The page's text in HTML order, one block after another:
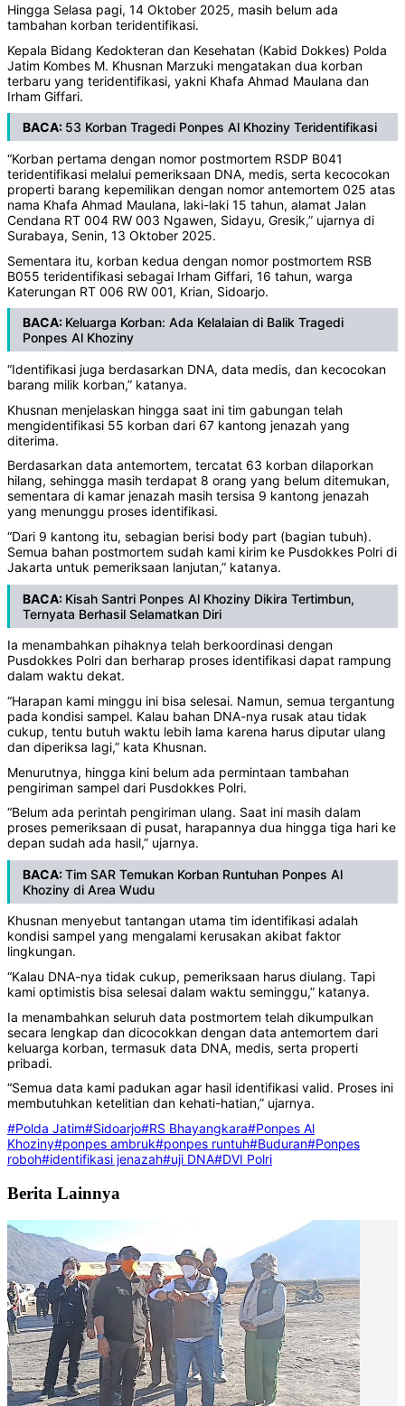
Hingga Selasa pagi, 14 Oktober 2025, masih belum ada
tambahan korban teridentifikasi.
Kepala Bidang Kedokteran dan Kesehatan (Kabid Dokkes) Polda
Jatim Kombes M. Khusnan Marzuki mengatakan dua korban
terbaru yang teridentifikasi, yakni Khafa Ahmad Maulana dan
Irham Giffari.
BACA: 53 Korban Tragedi Ponpes Al Khoziny Teridentifikasi
“Korban pertama dengan nomor postmortem RSDP B041
teridentifikasi melalui pemeriksaan DNA, medis, serta kecocokan
properti barang kepemilikan dengan nomor antemortem 025 atas
nama Khafa Ahmad Maulana, laki-laki 15 tahun, alamat Jalan
Cendana RT 004 RW 003 Ngawen, Sidayu, Gresik,” ujarnya di
Surabaya, Senin, 13 Oktober 2025.
Sementara itu, korban kedua dengan nomor postmortem RSB
B055 teridentifikasi sebagai Irham Giffari, 16 tahun, warga
Katerungan RT 006 RW 001, Krian, Sidoarjo.
BACA: Keluarga Korban: Ada Kelalaian di Balik Tragedi
Ponpes Al Khoziny
“Identifikasi juga berdasarkan DNA, data medis, dan kecocokan
barang milik korban,” katanya.
Khusnan menjelaskan hingga saat ini tim gabungan telah
mengidentifikasi 55 korban dari 67 kantong jenazah yang
diterima.
Berdasarkan data antemortem, tercatat 63 korban dilaporkan
hilang, sehingga masih terdapat 8 orang yang belum ditemukan,
sementara di kamar jenazah masih tersisa 9 kantong jenazah
yang menunggu proses identifikasi.
“Dari 9 kantong itu, sebagian berisi body part (bagian tubuh).
Semua bahan postmortem sudah kami kirim ke Pusdokkes Polri di
Jakarta untuk pemeriksaan lanjutan,” katanya.
BACA: Kisah Santri Ponpes Al Khoziny Dikira Tertimbun,
Ternyata Berhasil Selamatkan Diri
Ia menambahkan pihaknya telah berkoordinasi dengan
Pusdokkes Polri dan berharap proses identifikasi dapat rampung
dalam waktu dekat.
“Harapan kami minggu ini bisa selesai. Namun, semua tergantung
pada kondisi sampel. Kalau bahan DNA-nya rusak atau tidak
cukup, tentu butuh waktu lebih lama karena harus diputar ulang
dan diperiksa lagi,” kata Khusnan.
Menurutnya, hingga kini belum ada permintaan tambahan
pengiriman sampel dari Pusdokkes Polri.
“Belum ada perintah pengiriman ulang. Saat ini masih dalam
proses pemeriksaan di pusat, harapannya dua hingga tiga hari ke
depan sudah ada hasil,” ujarnya.
BACA:Tim SAR Temukan Korban Runtuhan Ponpes Al
Khoziny di Area Wudu
Khusnan menyebut tantangan utama tim identifikasi adalah
kondisi sampel yang mengalami kerusakan akibat faktor
lingkungan.
“Kalau DNA-nya tidak cukup, pemeriksaan harus diulang. Tapi
kami optimistis bisa selesai dalam waktu seminggu,” katanya.
Ia menambahkan seluruh data postmortem telah dikumpulkan
secara lengkap dan dicocokkan dengan data antemortem dari
keluarga korban, termasuk data DNA, medis, serta properti
pribadi.
“Semua data kami padukan agar hasil identifikasi valid. Proses ini
membutuhkan ketelitian dan kehati-hatian,” ujarnya.
#Polda Jatim#Sidoarjo#RS Bhayangkara#Ponpes Al
Khoziny#ponpes ambruk#ponpes runtuh#Buduran#Ponpes
roboh#identifikasi jenazah#uji DNA#DVI Polri
Berita Lainnya